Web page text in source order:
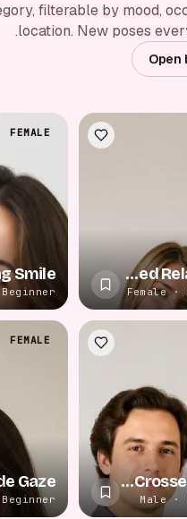
filterable by mood,
location. New poses
Open
Casual Seated Relaxation
Female ·
FEMALE
Casual Crossed Arms
Male ·
FEMALE